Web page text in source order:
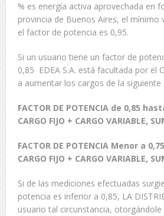
% es energía activa aprovechada en
provincia de Buenos Aires, el mínimo
el factor de potencia es 0,95.
Si un usuario tiene un factor de
0,85 EDEA S.A. está facultada por el
a aumentar los cargos de la siguiente
FACTOR DE POTENCIA de 0,85
CARGO FIJO + CARGO VARIABLE,
FACTOR DE POTENCIA Menor a
CARGO FIJO + CARGO VARIABLE,
Si de las mediciones efectuadas
potencia es inferior a 0,85, LA
usuario tal circunstancia,